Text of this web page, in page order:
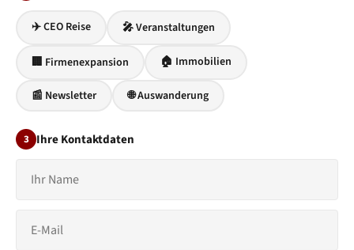
✈️ CEO Reise 🎤 Veranstaltungen
🏢 Firmenexpansion 🏠 Immobilien
📰 Newsletter 🌐 Auswanderung
3 Ihre Kontaktdaten